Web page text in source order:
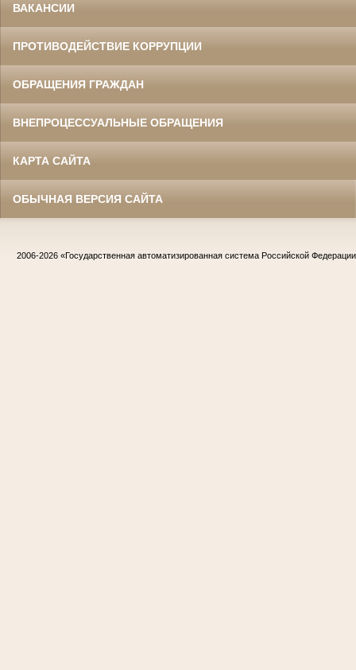
ВАКАНСИИ
ПРОТИВОДЕЙСТВИЕ КОРРУПЦИИ
ОБРАЩЕНИЯ ГРАЖДАН
ВНЕПРОЦЕССУАЛЬНЫЕ ОБРАЩЕНИЯ
КАРТА САЙТА
ОБЫЧНАЯ ВЕРСИЯ САЙТА
2006-2026 «Государственная автоматизированная система Российской